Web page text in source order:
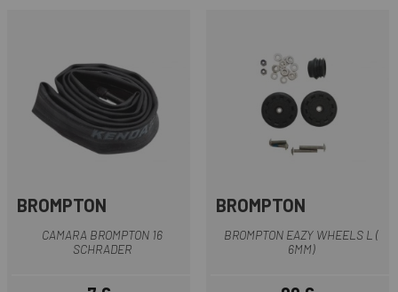
BROMPTON
CAMARA BROMPTON 16
SCHRADER
BROMPTON
BROMPTON EAZY WHEELS L (
6MM)